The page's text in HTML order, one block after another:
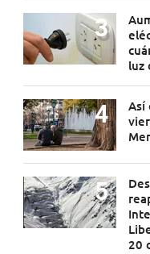
luz
Así
20